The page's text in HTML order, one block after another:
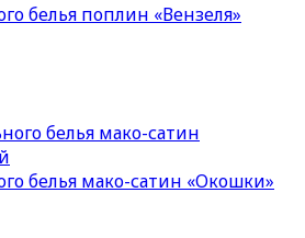
белья поплин «Вензеля»
белья мако-сатин «Окошки»